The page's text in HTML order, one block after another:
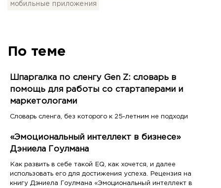
мобильные приложения
По теме
Шпаргалка по сленгу Gen Z: словарь в
помощь для работы со стартаперами и
маркетологами
Словарь сленга, без которого к 25-летним не подходи
«Эмоциональный интеллект в бизнесе»
Дэниела Гоулмана
Как развить в себе такой EQ, как хочется, и далее
использовать его для достижения успеха. Рецензия на
книгу Дэниела Гоулмана «Эмоциональный интеллект в